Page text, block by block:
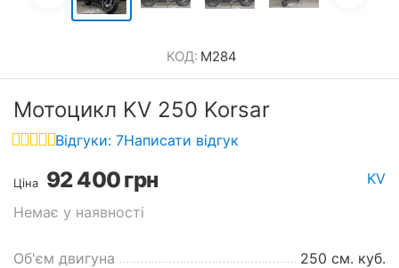
КОД: M284
Мотоцикл KV 250 Korsar
Відгуки: 7Написати відгук
Ціна 92 400грн
Немає у наявності
KV
Об'єм двигуна
250 см. куб.